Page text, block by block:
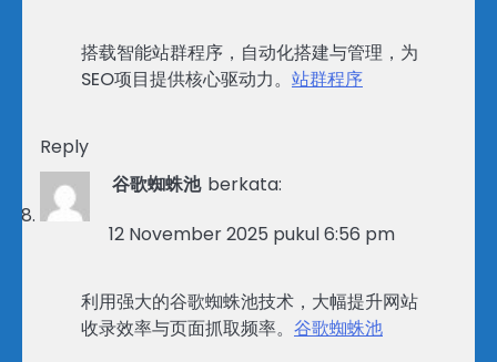
搭载智能站群程序，自动化搭建与管理，为
SEO项目提供核心驱动力。 站群程序
Reply
谷歌蜘蛛池 berkata:
12 November 2025 pukul 6:56 pm
利用强大的谷歌蜘蛛池技术，大幅提升网站
收录效率与页面抓取频率。 谷歌蜘蛛池